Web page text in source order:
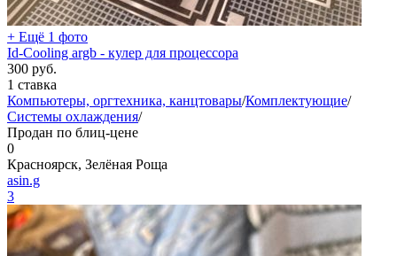
+ Ещё 1 фото
Id-Cooling argb - кулер для процессора
300 руб.
1 ставка
Компьютеры, оргтехника, канцтовары/Комплектующие/
Системы охлаждения/
Продан по блиц-цене
0
Красноярск, Зелёная Роща
asin.g
3